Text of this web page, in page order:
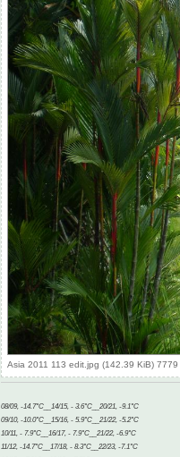
Asia 2011 113 edit.jpg (142.39 KiB)
08/09, -14.7°C__14/15, - 3.6°C__20/21, -9.1°C
09/10, -10.0°C__15/16, - 5.9°C__21/22, -5.2°C
10/11, - 7.9°C__16/17, - 7.9°C__21/22, -6.9°C
11/12, -14.7°C__17/18, - 8.3°C__22/23, -7.1°C